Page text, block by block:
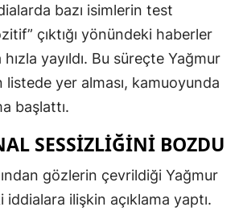
bazı isimlerin test
çıktığı yönündeki haberler
yayıldı. Bu süreçte Yağmur
listede yer alması, kamuoyunda
başlattı.
SESSIZLIĞINI BOZDU
gözlerin çevrildiği Yağmur
iddialara ilişkin açıklama yaptı.